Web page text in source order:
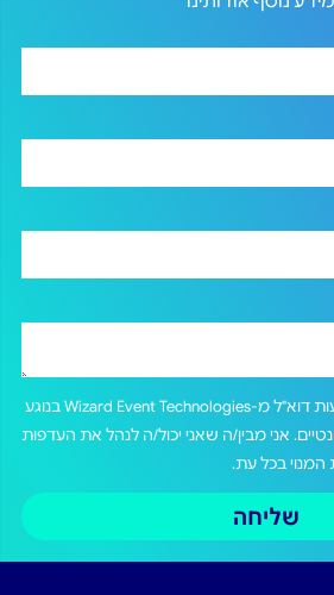
אני מסכים/ה לקבל הודעות דוא"ל מ-Wizard Event Technologies בנוגע
אני מבין/ה שאני יכול/ה לנהל את העדפות
בכל עת.
שליחה